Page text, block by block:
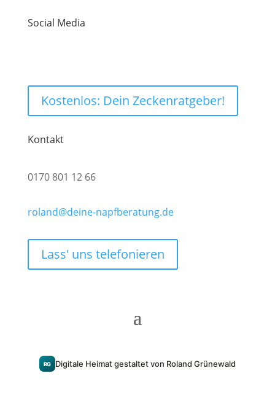
Social Media
Kostenlos: Dein Zeckenratgeber!
Kontakt
0170 801 12 66
roland@deine-napfberatung.de
Lass' uns telefonieren
RG Digitale Heimat gestaltet von Roland Grünewald